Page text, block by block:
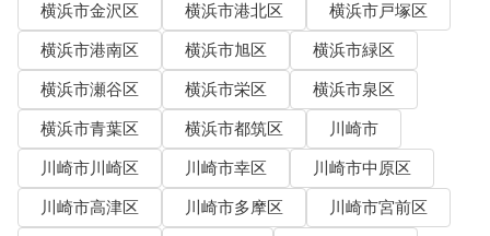
横浜市金沢区
横浜市港北区
横浜市戸塚区
横浜市港南区
横浜市旭区
横浜市緑区
横浜市瀬谷区
横浜市栄区
横浜市泉区
横浜市青葉区
横浜市都筑区
川崎市
川崎市川崎区
川崎市幸区
川崎市中原区
川崎市高津区
川崎市多摩区
川崎市宮前区